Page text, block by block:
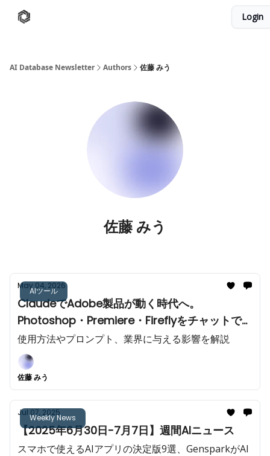
Login
AI Database Newsletter Authors 佐藤 みう
佐藤 みう
AIツール
May 04, 2026
ClaudeでAdobe製品が動く時代へ。
Photoshop・Premiere・Fireflyをチャットで操
作できる衝撃
使用方法やプロンプト、業界に与える影響を解説
佐藤 みう
Weekly News
Jul 07, 2025
【2025年6月30日-7月7日】週間AIニュース
スマホで使えるAIアプリの決定版9選、GensparkがAI